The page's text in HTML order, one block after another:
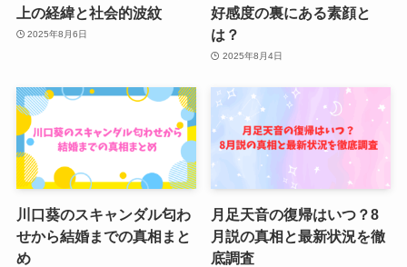
上の経緯と社会的波紋
2025年8月6日
好感度の裏にある素顔と
は？
2025年8月4日
川口葵のスキャンダル匂わ
せから結婚までの真相まと
め
月足天音の復帰はいつ？8
月説の真相と最新状況を徹
底調査